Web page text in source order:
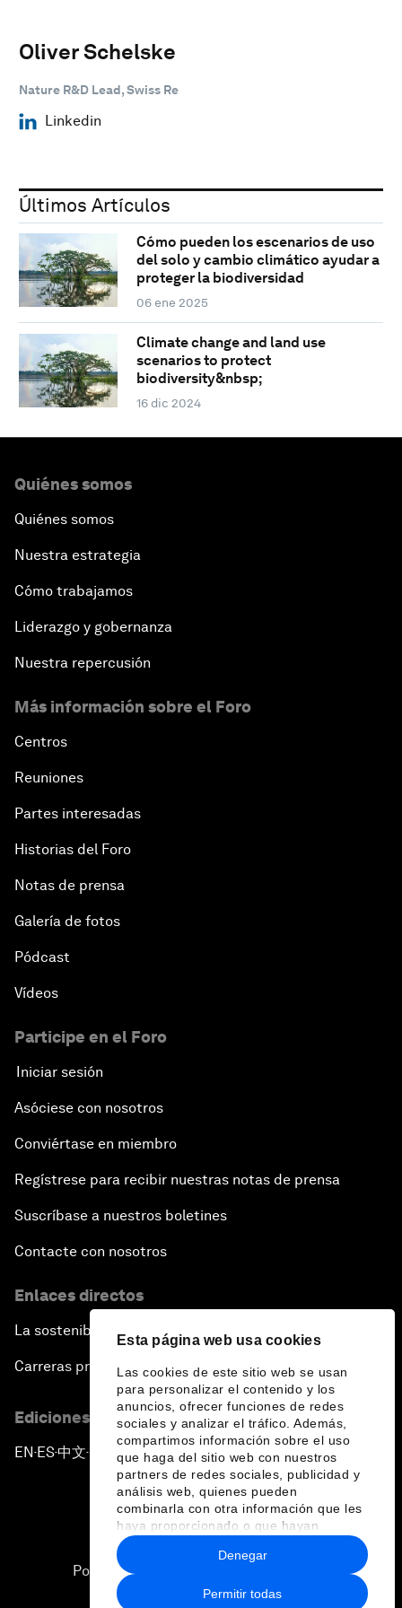
Esta página web usa cookies
Las cookies de este sitio web se usan
para personalizar el contenido y los
anuncios, ofrecer funciones de redes
sociales y analizar el tráfico. Además,
compartimos información sobre el uso
que haga del sitio web con nuestros
partners de redes sociales, publicidad y
análisis web, quienes pueden
combinarla con otra información que les
haya proporcionado o que hayan
recopilado a partir del uso que haya
hecho de sus servicios.
Permitir todas
Denegar
Oliver Schelske
Nature R&D Lead, Swiss Re
Linkedin
Últimos Artículos
Cómo pueden los escenarios de uso
del solo y cambio climático ayudar a
proteger la biodiversidad
06 ene 2025
Climate change and land use
scenarios to protect
biodiversity&nbsp;
16 dic 2024
Quiénes somos
Quiénes somos
Nuestra estrategia
Cómo trabajamos
Liderazgo y gobernanza
Nuestra repercusión
Más información sobre el Foro
Centros
Reuniones
Partes interesadas
Historias del Foro
Notas de prensa
Galería de fotos
Pódcast
Vídeos
Participe en el Foro
Iniciar sesión
Asóciese con nosotros
Conviértase en miembro
Regístrese para recibir nuestras notas de prensa
Suscríbase a nuestros boletines
Contacte con nosotros
Enlaces directos
La sostenibilidad en el Foro
Carreras profesionales
Ediciones en otros idiomas
EN ▪ ES▪中文▪ 日本語
Política de privacidad y normas de uso